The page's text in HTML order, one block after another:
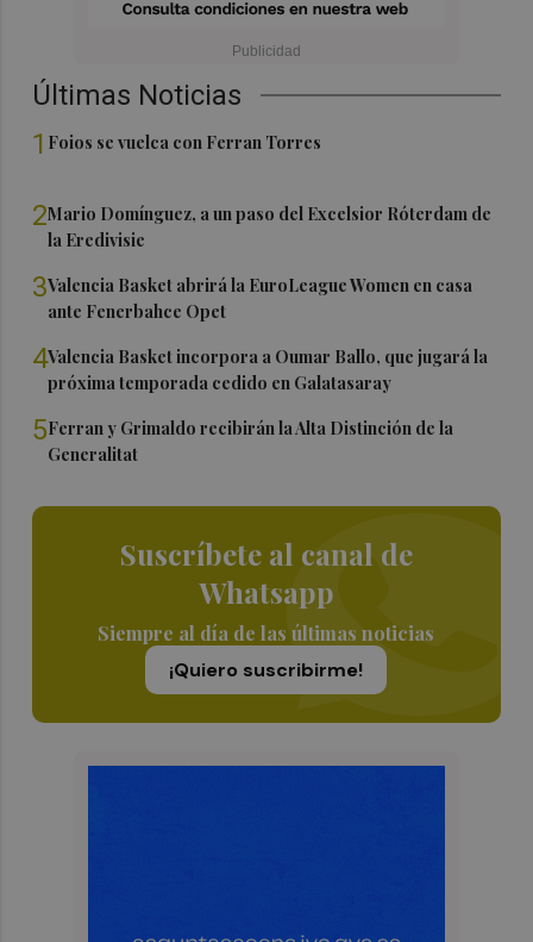
Últimas Noticias
1 Foios se vuelca con Ferran Torres
2Mario Domínguez, a un paso del Excelsior Róterdam de
la Eredivisie
3Valencia Basket abrirá la EuroLeague Women en casa
ante Fenerbahce Opet
4Valencia Basket incorpora a Oumar Ballo, que jugará la
próxima temporada cedido en Galatasaray
5Ferran y Grimaldo recibirán la Alta Distinción de la
Generalitat
Suscríbete al canal de
Whatsapp
Siempre al día de las últimas noticias
¡Quiero suscribirme!